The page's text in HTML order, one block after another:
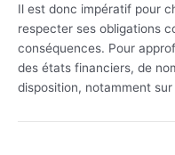
Il est donc impératif pour
respecter ses obligations
conséquences. Pour
des états financiers, de
disposition, notamment